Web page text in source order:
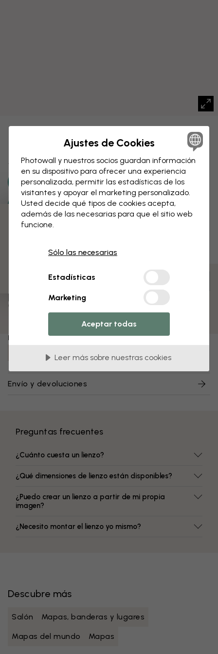
Mapa mundial con ciudades
Guardar
Personaliza para tu espacio y realiza tu pedido
Premontado y listo para colgar
Colores resistentes a la decoloración
Número de artículo:
Envío y devoluciones
Preguntas frecuentes
¿Cuánto cuesta un lienzo?
¿Qué dimensiones de lienzo están disponibles?
¿Puedo crear un lienzo a partir de mi propia
imagen?
¿Necesito montar el lienzo yo mismo?
Descubre más
Salón Mapas, banderas y lugares
Mapas del mundo Mapas
Ajustes de Cookies
Photowall y nuestros socios guardan información
en su dispositivo para ofrecer una experiencia
personalizada, permitir las estadísticas de los
visitantes y apoyar el marketing personalizado.
Usted decide qué tipos de cookies acepta,
además de las necesarias para que el sitio web
funcione.
Sólo las necesarias
Estadísticas
Marketing
Aceptar todas
Leer más sobre nuestras cookies